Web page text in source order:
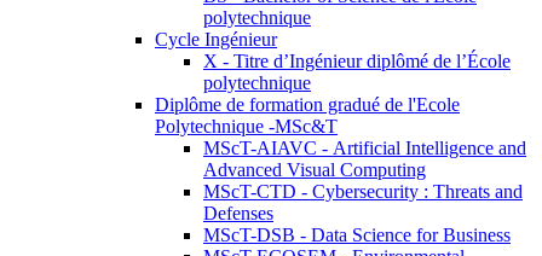
polytechnique
Cycle Ingénieur
X - Titre d’Ingénieur diplômé de l’École
polytechnique
Diplôme de formation gradué de l'Ecole
Polytechnique -MSc&T
MScT-AIAVC - Artificial Intelligence and
Advanced Visual Computing
MScT-CTD - Cybersecurity : Threats and
Defenses
MScT-DSB - Data Science for Business